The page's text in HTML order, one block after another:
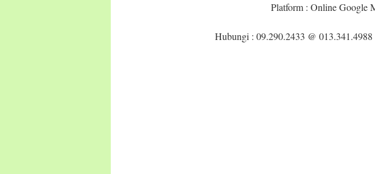
Platform : Online Google
Hubungi : 09.290.2433 @